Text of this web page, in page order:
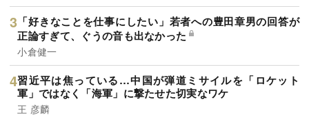
「好きなことを仕事にしたい」若者への豊田章男の回答が
正論すぎて、ぐうの音も出なかった
小倉健一
習近平は焦っている…中国が弾道ミサイルを「ロケット
軍」ではなく「海軍」に撃たせた切実なワケ
王 彦麟